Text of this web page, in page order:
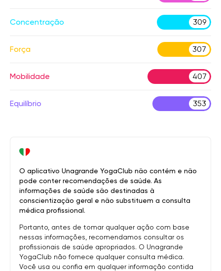
Concentração 309
Força 307
Mobilidade 407
Equilíbrio 353
O aplicativo Unagrande YogaClub não contém e não
pode conter recomendações de saúde. As
informações de saúde são destinadas à
conscientização geral e não substituem a consulta
médica profissional.
Portanto, antes de tomar qualquer ação com base
nessas informações, recomendamos consultar os
profissionais de saúde apropriados. O Unagrande
YogaClub não fornece qualquer consulta médica.
Você usa ou confia em qualquer informação contida